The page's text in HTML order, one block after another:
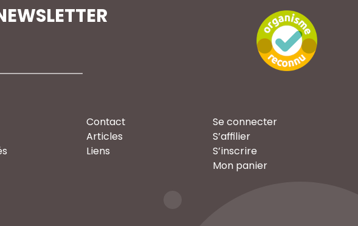
Contact
Articles
Liens
Se connecter
S’affilier
S’inscrire
Mon panier